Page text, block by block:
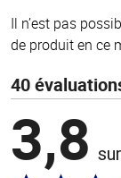
Il n’est pas
de produit en ce
40
3,8